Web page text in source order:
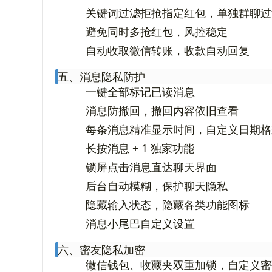
关键词过滤拒抢指定红包，单独群聊
避免同时多抢红包，风控稳定
自动收取微信转账，收款自动回复
五、消息隐私防护
一键全部标记已读消息
消息防撤回，撤回内容依旧查看
每条消息精准显示时间，自定义日期
长按消息 + 1 独家功能
锁屏点击消息直达聊天界面
后台自动模糊，保护聊天隐私
隐藏输入状态，隐藏各类功能图标
消息小尾巴自定义设置
六、密友隐私加密
微信钱包、收藏夹双重加锁，自定义